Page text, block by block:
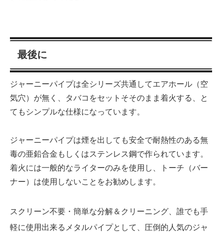
最後に
ジャーニーパイプは全シリーズ共通してエアホール（空
気穴）が無く、タバコをセットそそのまま着火する、と
てもシンプルな仕様になっています。
ジャーニーパイプは煙を出しても安全で耐熱性のある無
毒の亜鉛合金もしくはステンレス鋼で作られています。
着火には一般的なライターのみを使用し、トーチ（バー
ナー）は使用しないことをお勧めします。
スクリーン不要・簡単な分解＆クリーニング、誰でも手
軽に使用出来るメタルパイプとして、圧倒的人気のジャ